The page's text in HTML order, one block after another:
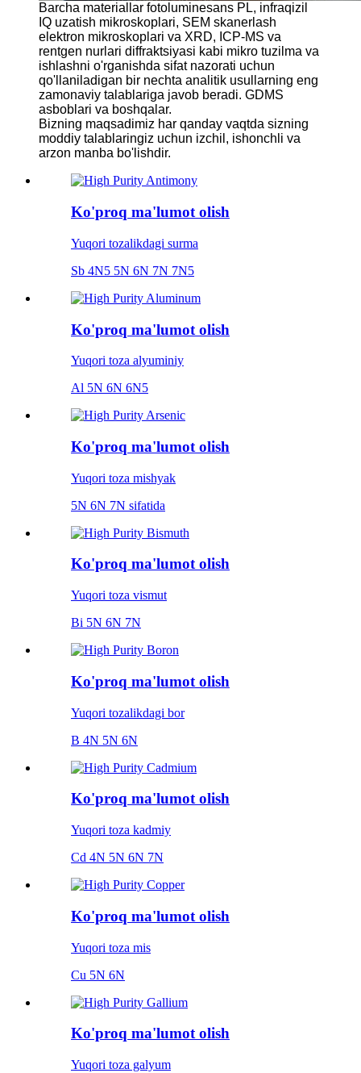
Barcha materiallar fotoluminesans PL, infraqizil
IQ uzatish mikroskoplari, SEM skanerlash
elektron mikroskoplari va XRD, ICP-MS va
rentgen nurlari diffraktsiyasi kabi mikro tuzilma va
ishlashni o'rganishda sifat nazorati uchun
qo'llaniladigan bir nechta analitik usullarning eng
zamonaviy talablariga javob beradi. GDMS
asboblari va boshqalar.
Bizning maqsadimiz har qanday vaqtda sizning
moddiy talablaringiz uchun izchil, ishonchli va
arzon manba bo'lishdir.
Ko'proq ma'lumot olish
Yuqori tozalikdagi surma
Sb 4N5 5N 6N 7N 7N5
Ko'proq ma'lumot olish
Yuqori toza alyuminiy
Al 5N 6N 6N5
Ko'proq ma'lumot olish
Yuqori toza mishyak
5N 6N 7N sifatida
Ko'proq ma'lumot olish
Yuqori toza vismut
Bi 5N 6N 7N
Ko'proq ma'lumot olish
Yuqori tozalikdagi bor
B 4N 5N 6N
Ko'proq ma'lumot olish
Yuqori toza kadmiy
Cd 4N 5N 6N 7N
Ko'proq ma'lumot olish
Yuqori toza mis
Cu 5N 6N
Ko'proq ma'lumot olish
Yuqori toza galyum